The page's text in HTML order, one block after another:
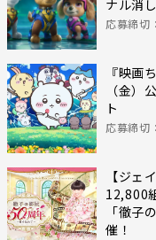
ナル消
応募締切
『映画
（金）
ト
応募締切
【ジェ
12,800
「徹子
催！